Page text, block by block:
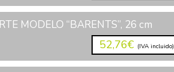
MODELO “BARENTS”, 26 cm
52,76€ (IVA incluido)